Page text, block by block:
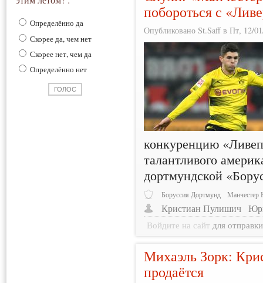
Определённо да
Скорее да, чем нет
Скорее нет, чем да
Определённо нет
побороться с
Опубликовано St.Saff в Пт, 12/
конкуренцию
талантливого
дортмундской
Боруссия Дортмунд Манчестер
Кристиан Пулишич
Войдите на сайт для
Михаэль Зорк:
продаётся